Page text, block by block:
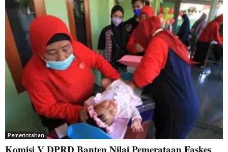
Pemerintahan
Komisi V DPRD Banten Nilai Pemerataan Faskes